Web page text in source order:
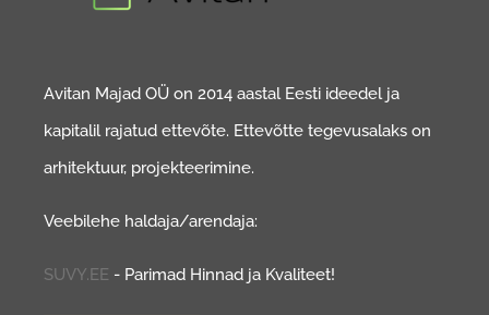
Avitan Majad OÜ on 2014 aastal Eesti ideedel ja
kapitalil rajatud ettevõte. Ettevõtte tegevusalaks on
arhitektuur, projekteerimine.
Veebilehe haldaja/arendaja:
SUVY.EE - Parimad Hinnad ja Kvaliteet!